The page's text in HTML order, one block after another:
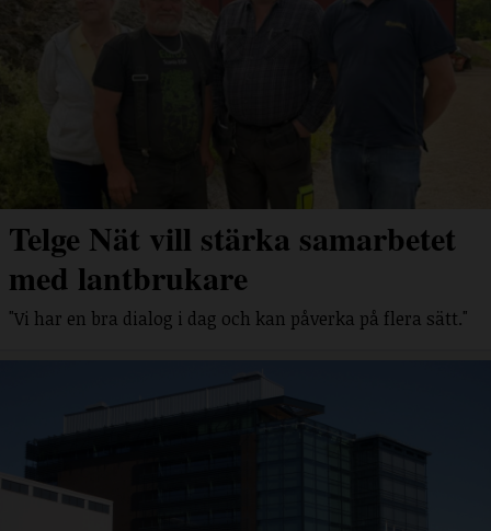
Telge Nät vill stärka samarbetet
med lantbrukare
"Vi har en bra dialog i dag och kan påverka på flera sätt."